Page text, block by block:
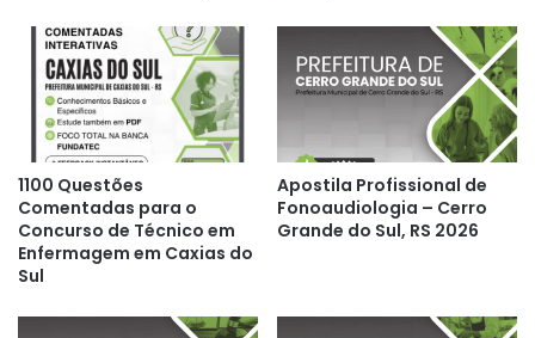
1100 Questões
Comentadas para o
Concurso de Técnico em
Enfermagem em Caxias do
Sul
Apostila Profissional de
Fonoaudiologia – Cerro
Grande do Sul, RS 2026